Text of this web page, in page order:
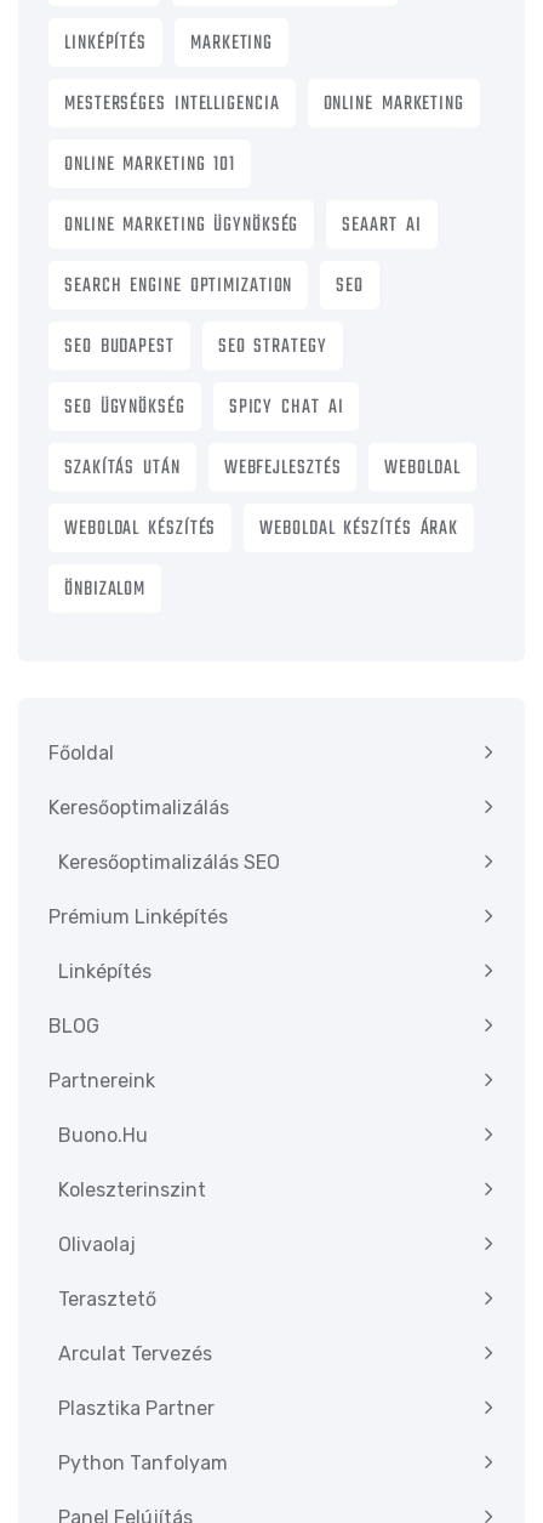
LINKÉPÍTÉS
MARKETING
MESTERSÉGES INTELLIGENCIA
ONLINE MARKETING
ONLINE MARKETING 101
ONLINE MARKETING ÜGYNÖKSÉG
SEAART AI
SEARCH ENGINE OPTIMIZATION
SEO
SEO BUDAPEST
SEO STRATEGY
SEO ÜGYNÖKSÉG
SPICY CHAT AI
SZAKÍTÁS UTÁN
WEBFEJLESZTÉS
WEBOLDAL
WEBOLDAL KÉSZÍTÉS
WEBOLDAL KÉSZÍTÉS ÁRAK
ÖNBIZALOM
Főoldal
Keresőoptimalizálás
Keresőoptimalizálás SEO
Prémium Linképítés
Linképítés
BLOG
Partnereink
Buono.hu
Koleszterinszint
Olivaolaj
Terasztető
Arculat Tervezés
Plasztika Partner
Python Tanfolyam
Panel Felújítás